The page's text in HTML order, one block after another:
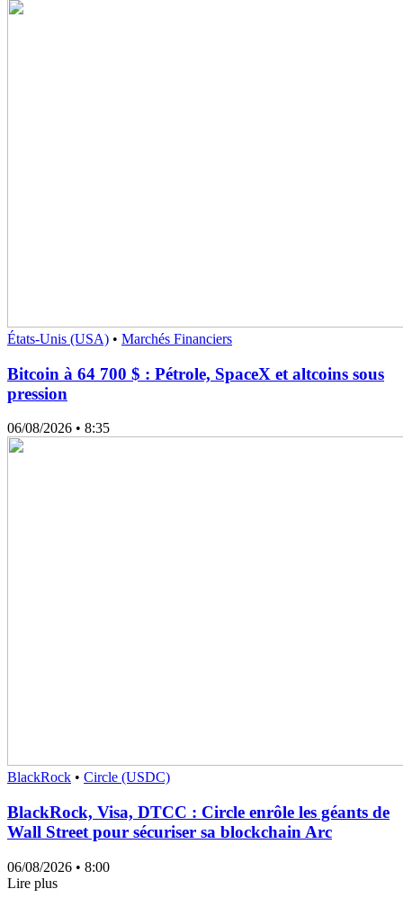
États-Unis (USA) • Marchés Financiers
Bitcoin à 64 700 $ : Pétrole, SpaceX et altcoins sous
pression
06/08/2026 • 8:35
BlackRock • Circle (USDC)
BlackRock, Visa, DTCC : Circle enrôle les géants de
Wall Street pour sécuriser sa blockchain Arc
06/08/2026 • 8:00
Lire plus